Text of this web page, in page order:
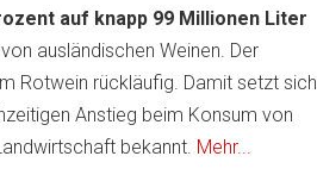
auf knapp 99 Millionen Liter
ausländischen Weinen. Der
Rotwein rückläufig. Damit setzt sich
Anstieg beim Konsum von
bekannt. Mehr...